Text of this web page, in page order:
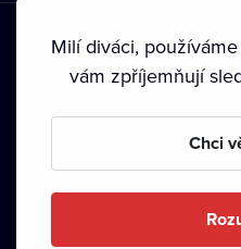
Podmínky používání •
•
Milí diváci,
vám zpříjemňují
Chci